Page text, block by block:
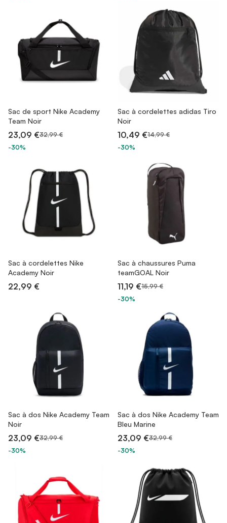
Sac de sport Nike Academy
Team Noir
23,09 €32,99 €
-30%
Sac à cordelettes adidas Tiro
Noir
10,49 €14,99 €
-30%
Sac à cordelettes Nike
Academy Noir
22,99 €
Sac à chaussures Puma
teamGOAL Noir
11,19 €15,99 €
-30%
Sac à dos Nike Academy Team
Noir
23,09 €32,99 €
-30%
Sac à dos Nike Academy Team
Bleu Marine
23,09 €32,99 €
-30%